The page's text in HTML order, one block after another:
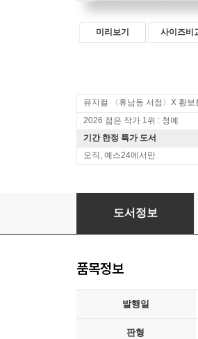
미리보기 사이즈비
2026 젊은 작가 1위 : 청예
기간 한정 특가 도서
오직, 예스24에서만
겨울에 대한 감각
도서정보
품목정보
발행일
판형